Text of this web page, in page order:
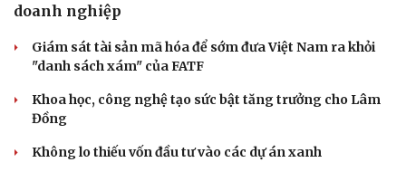
doanh nghiệp
Giám sát tài sản mã hóa để sớm đưa Việt Nam ra khỏi
"danh sách xám" của FATF
Khoa học, công nghệ tạo sức bật tăng trưởng cho Lâm
Đồng
Không lo thiếu vốn đầu tư vào các dự án xanh